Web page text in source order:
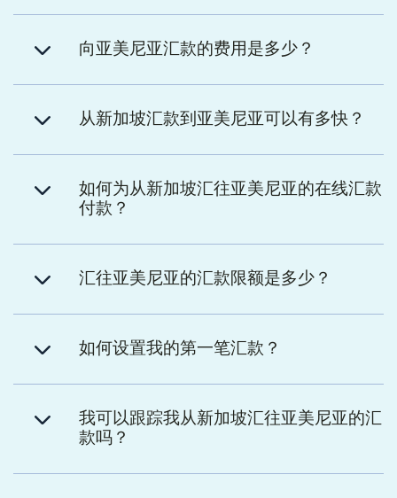
向亚美尼亚汇款的费用是多少？
从新加坡汇款到亚美尼亚可以有多快？
如何为从新加坡汇往亚美尼亚的在线汇款
付款？
汇往亚美尼亚的汇款限额是多少？
如何设置我的第一笔汇款？
我可以跟踪我从新加坡汇往亚美尼亚的汇
款吗？